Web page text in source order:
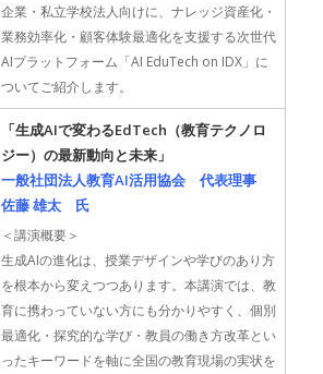
企業・私立学校法人向けに、ナレッジ資産化・
業務効率化・顧客体験最適化を支援する次世代
AIプラットフォーム「AI EduTech on IDX」に
ついてご紹介します。
「生成AIで変わるEdTech（教育テクノロ
ジー）の最新動向と未来」
一般社団法人教育AI活用協会 代表理事
佐藤 雄太 氏
＜講演概要＞
生成AIの進化は、授業デザインや学びのあり方
を根本から変えつつあります。本講演では、教
育に携わっていない方にも分かりやすく、個別
最適化・探究的な学び・教員の働き方改革とい
ったキーワードを軸に全国の教育現場の実状を